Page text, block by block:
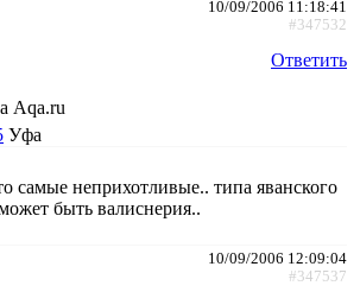
10/09/2006 11:18:41
#347532
Ответить
Aqa.ru
Уфа
самые неприхотливые.. типа яванского
быть валиснерия..
10/09/2006 12:09:04
#347537